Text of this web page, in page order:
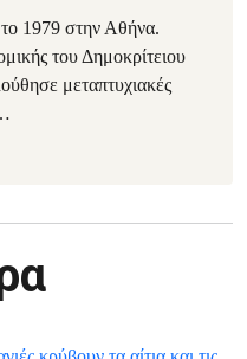
1979 στην Αθήνα.
του Δημοκρίτειου
μεταπτυχιακές